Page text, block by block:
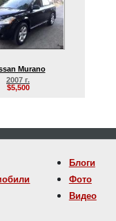
Murano
2007 г.
$5,500
Блоги
Фото
Видео